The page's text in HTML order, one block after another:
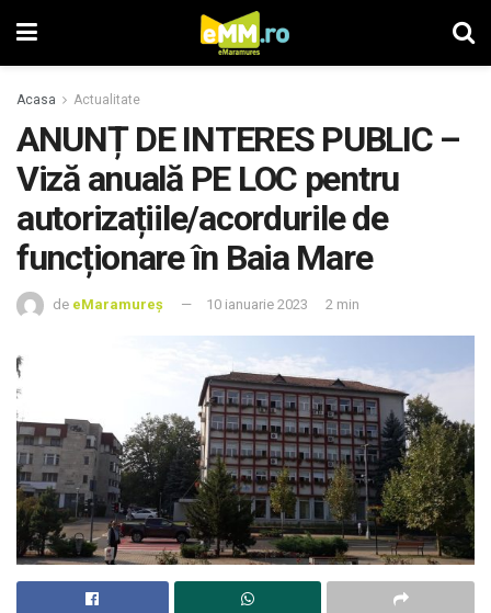
Acasa Actualitate
ANUNȚ DE INTERES PUBLIC –
Viză anuală PE LOC pentru
autorizațiile/acordurile de
funcționare în Baia Mare
de eMaramureș 10 ianuarie 2023 2 min